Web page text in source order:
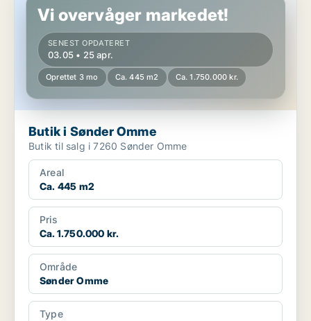
Vi overvåger markedet!
SENEST OPDATERET
03.05 • 25 apr.
Oprettet 3 mo Ca. 445 m2 Ca. 1.750.000 kr.
Butik i Sønder Omme
Butik til salg i 7260 Sønder Omme
Areal
Ca. 445 m2
Pris
Ca. 1.750.000 kr.
Område
Sønder Omme
Type